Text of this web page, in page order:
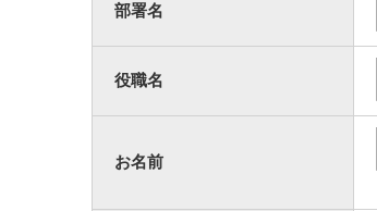
部署名
役職名
お名前